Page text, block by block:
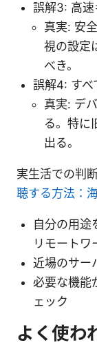
誤解3: 高速
真実: 安
視の設定
べき。
誤解4: すべ
真実: デ
る。特に
出る。
実生活での判
聴する方法：
自分の用途
リモートワ
近場のサー
必要な機能
ェック
よく使わ